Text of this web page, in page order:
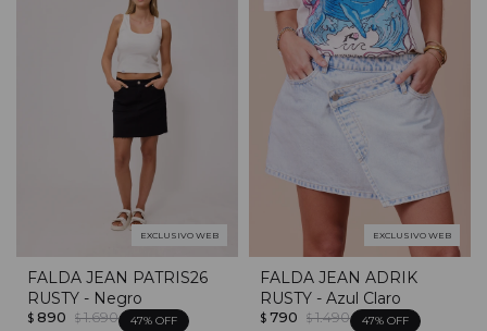
EXCLUSIVO WEB
FALDA JEAN PATRIS26
RUSTY - Negro
$ 890 $ 1.690 47
EXCLUSIVO WEB
FALDA JEAN ADRIK
RUSTY - Azul Claro
$ 790 $ 1.490 47